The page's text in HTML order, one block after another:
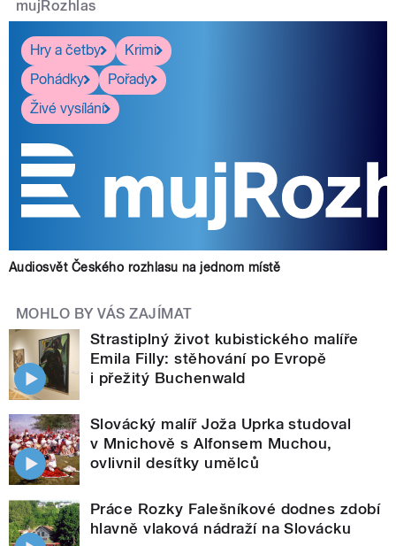
mujRozhlas
Hry a četby
Krimi
Pohádky
Pořady
Živé vysílání
Audiosvět Českého rozhlasu na jednom místě
MOHLO BY VÁS ZAJÍMAT
Strastiplný život kubistického malíře
Emila Filly: stěhování po Evropě
i přežitý Buchenwald
Slovácký malíř Joža Uprka studoval
v Mnichově s Alfonsem Muchou,
ovlivnil desítky umělců
Práce Rozky Falešníkové dodnes zdobí
hlavně vlaková nádraží na Slovácku